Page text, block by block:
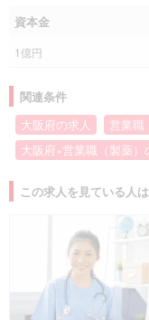
資本金
1億円
関連条件
大阪府の求人
営業職
大阪府×営業職（製薬）
この求人を見ている人